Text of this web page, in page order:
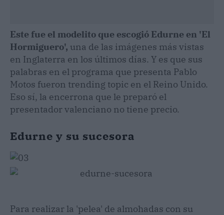
Este fue el modelito que escogió Edurne en 'El
Hormiguero', una de las imágenes más vistas
en Inglaterra en los últimos días. Y es que sus
palabras en el programa que presenta Pablo
Motos fueron trending topic en el Reino Unido.
Eso sí, la encerrona que le preparó el
presentador valenciano no tiene precio.
Edurne y su sucesora
Para realizar la 'pelea' de almohadas con su